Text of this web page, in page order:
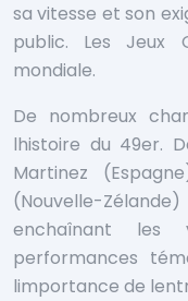
sa vitesse et son
public. Les Jeux
mondiale.
De nombreux
lhistoire du 49er.
Martinez
(Nouvelle-
enchaînant les
performances
limportance de